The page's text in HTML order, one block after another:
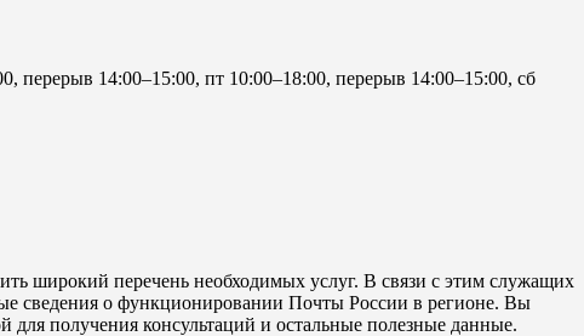
перерыв 14:00–15:00, пт 10:00–18:00, перерыв 14:00–15:00, сб
широкий перечень необходимых услуг. В связи с этим служащих
сведения о функционировании Почты России в регионе. Вы
получения консультаций и остальные полезные данные.